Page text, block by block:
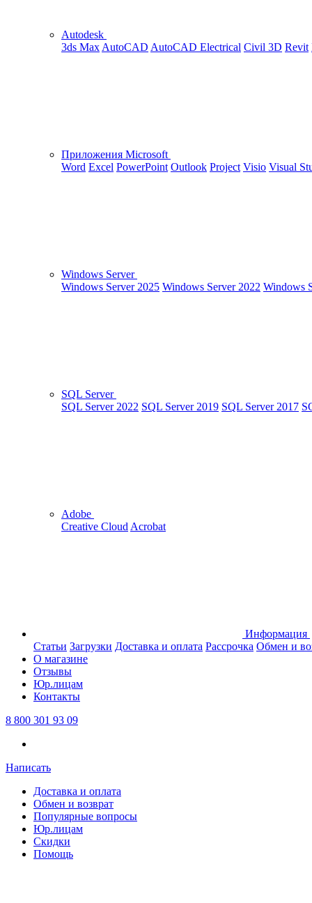
Autodesk
3ds Max AutoCAD AutoCAD Electrical Civil 3D Revit
Приложения Microsoft
Word Excel PowerPoint Outlook Project Visio Visual
Windows Server
Windows Server 2025 Windows Server 2022 Windows
SQL Server
SQL Server 2022 SQL Server 2019 SQL Server 2017
Adobe
Creative Cloud Acrobat
Информация
Статьи Загрузки Доставка и оплата Рассрочка Обмен и
О магазине
Отзывы
Юр.лицам
Контакты
8 800 301 93 09
Написать
Доставка и оплата
Обмен и возврат
Популярные вопросы
Юр.лицам
Скидки
Помощь